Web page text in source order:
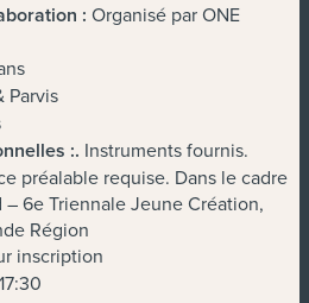
: Organisé par ONE
Parvis
:. Instruments fournis.
préalable requise. Dans le cadre
6e Triennale Jeune Création,
Région
inscription